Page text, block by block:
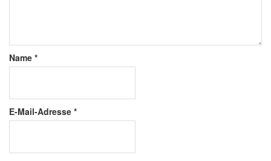
Name *
E-Mail-Adresse *